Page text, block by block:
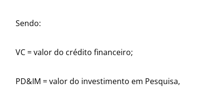
Sendo:
VC = valor do crédito financeiro;
PD&IM = valor do investimento em Pesquisa,